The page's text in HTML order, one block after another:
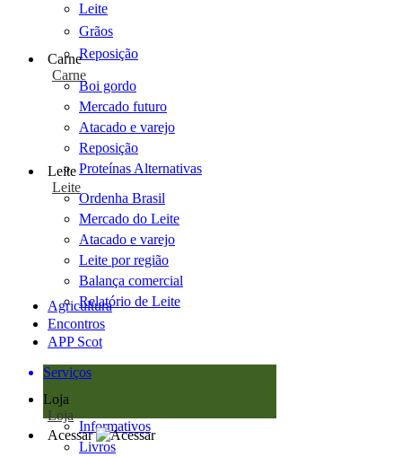
Leite
Grãos
Reposição
Carne
Carne
Boi gordo
Mercado futuro
Atacado e varejo
Reposição
Proteínas Alternativas
Leite
Leite
Ordenha Brasil
Mercado do Leite
Atacado e varejo
Leite por região
Balança comercial
Relatório de Leite
Agricultura
Encontros
APP Scot
Serviços
Loja
Loja
Informativos
Livros
Acessar